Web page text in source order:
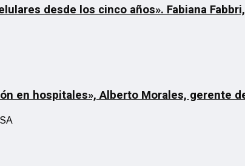
desde los cinco años». Fabiana
en hospitales», Alberto Morales, gerente